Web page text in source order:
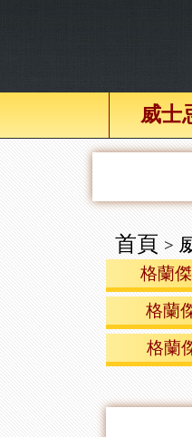
威士
首頁 >
格蘭
格蘭
格蘭